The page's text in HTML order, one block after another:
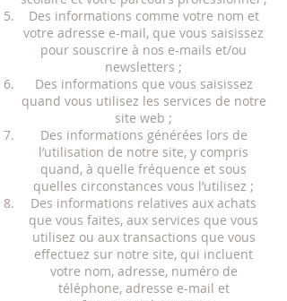
Des informations comme votre nom et
votre adresse e-mail, que vous saisissez
pour souscrire à nos e-mails et/ou
newsletters ;
Des informations que vous saisissez
quand vous utilisez les services de notre
site web ;
Des informations générées lors de
l’utilisation de notre site, y compris
quand, à quelle fréquence et sous
quelles circonstances vous l’utilisez ;
Des informations relatives aux achats
que vous faites, aux services que vous
utilisez ou aux transactions que vous
effectuez sur notre site, qui incluent
votre nom, adresse, numéro de
téléphone, adresse e-mail et